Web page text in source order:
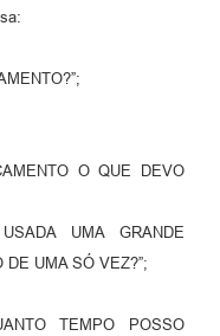
O QUE DEVO
UMA GRANDE
UMA SÓ VEZ?”;
TEMPO POSSO